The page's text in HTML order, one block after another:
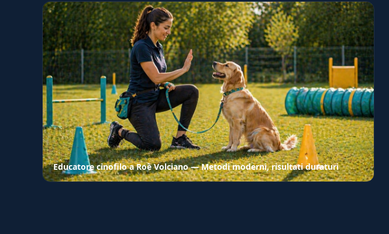
Educatore cinofilo a Roè Volciano — Metodi moderni, risultati duraturi